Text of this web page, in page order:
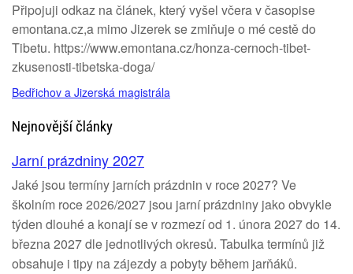
Připojuji odkaz na článek, který vyšel včera v časopise
emontana.cz,a mimo Jizerek se zmiňuje o mé cestě do
Tibetu. https://www.emontana.cz/honza-cernoch-tibet-
zkusenosti-tibetska-doga/
Bedřichov a Jizerská magistrála
Nejnovější články
Jarní prázdniny 2027
Jaké jsou termíny jarních prázdnin v roce 2027? Ve
školním roce 2026/2027 jsou jarní prázdniny jako obvykle
týden dlouhé a konají se v rozmezí od 1. února 2027 do 14.
března 2027 dle jednotlivých okresů. Tabulka termínů již
obsahuje i tipy na zájezdy a pobyty během jarňáků.